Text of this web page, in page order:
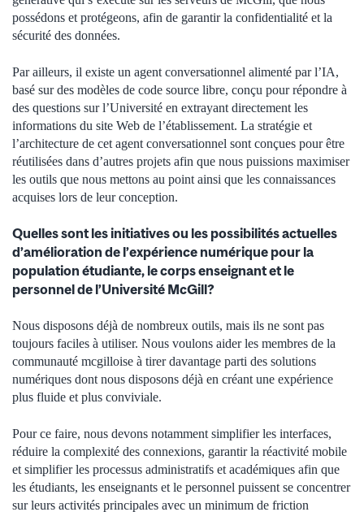
possédons et protégeons, afin de garantir la confidentialité et la
sécurité des données.
Par ailleurs, il existe un agent conversationnel alimenté par l’IA,
basé sur des modèles de code source libre, conçu pour répondre à
des questions sur l’Université en extrayant directement les
informations du site Web de l’établissement. La stratégie et
l’architecture de cet agent conversationnel sont conçues pour être
réutilisées dans d’autres projets afin que nous puissions maximiser
les outils que nous mettons au point ainsi que les connaissances
acquises lors de leur conception.
Quelles sont les initiatives ou les possibilités actuelles
d’amélioration de l’expérience numérique pour la
population étudiante, le corps enseignant et le
personnel de l’Université McGill?
Nous disposons déjà de nombreux outils, mais ils ne sont pas
toujours faciles à utiliser. Nous voulons aider les membres de la
communauté mcgilloise à tirer davantage parti des solutions
numériques dont nous disposons déjà en créant une expérience
plus fluide et plus conviviale.
Pour ce faire, nous devons notamment simplifier les interfaces,
réduire la complexité des connexions, garantir la réactivité mobile
et simplifier les processus administratifs et académiques afin que
les étudiants, les enseignants et le personnel puissent se concentrer
sur leurs activités principales avec un minimum de friction